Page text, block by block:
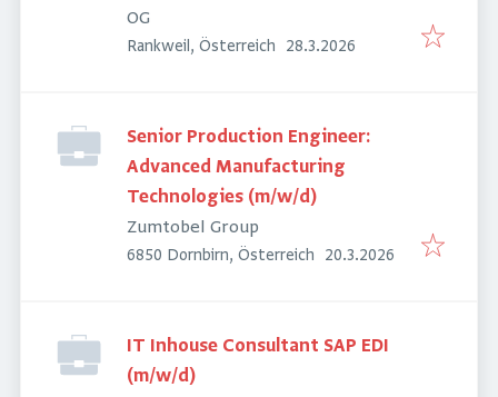
OG
Rankweil, Österreich Veröffentlicht
28.3.2026
Senior Production Engineer:
Advanced Manufacturing
Technologies (m/w/d)
Zumtobel Group
6850 Dornbirn, Österreich Veröffentlicht :
20.3.2026
IT Inhouse Consultant SAP EDI
(m/w/d)